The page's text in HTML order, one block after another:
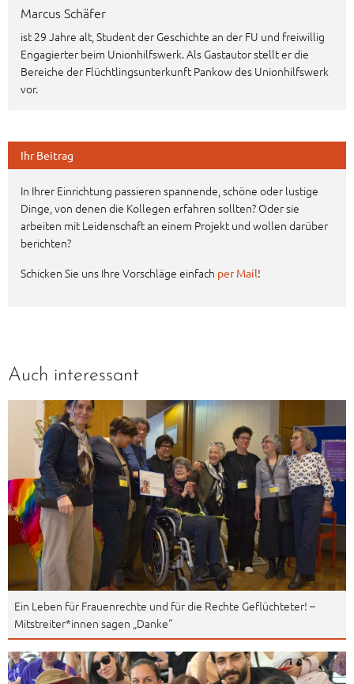
Marcus Schäfer
ist 29 Jahre alt, Student der Geschichte an der FU und freiwillig
Engagierter beim Unionhilfswerk. Als Gastautor stellt er die
Bereiche der Flüchtlingsunterkunft Pankow des Unionhilfswerk
vor.
Ihr Beitrag
In Ihrer Einrichtung passieren spannende, schöne oder lustige
Dinge, von denen die Kollegen erfahren sollten? Oder sie
arbeiten mit Leidenschaft an einem Projekt und wollen darüber
berichten?
Schicken Sie uns Ihre Vorschläge einfach per Mail!
Auch interessant
Ein Leben für Frauenrechte und für die Rechte Geflüchteter! –
Mitstreiter*innen sagen „Danke“